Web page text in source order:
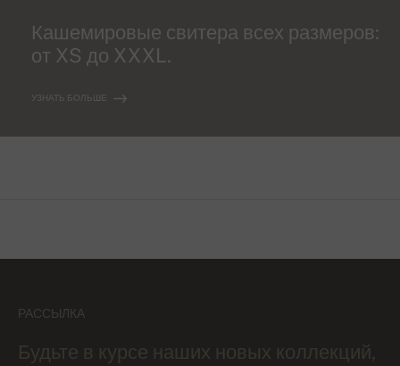
Кашемировые свитера всех размеров:
от XS до XXXL.
УЗНАТЬ БОЛЬШЕ
РАССЫЛКА
Будьте в курсе наших новых коллекций,